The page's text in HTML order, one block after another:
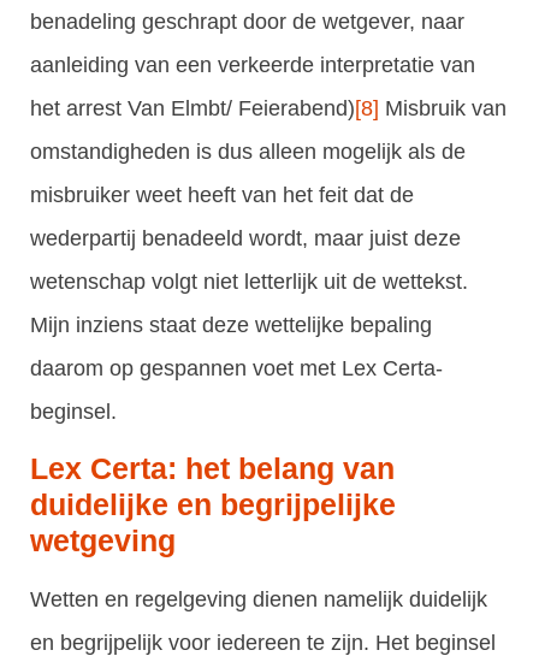
benadeling geschrapt door de wetgever, naar
aanleiding van een verkeerde interpretatie van
het arrest Van Elmbt/ Feierabend)[8] Misbruik van
omstandigheden is dus alleen mogelijk als de
misbruiker weet heeft van het feit dat de
wederpartij benadeeld wordt, maar juist deze
wetenschap volgt niet letterlijk uit de wettekst.
Mijn inziens staat deze wettelijke bepaling
daarom op gespannen voet met Lex Certa-
beginsel.
Lex Certa: het belang van
duidelijke en begrijpelijke
wetgeving
Wetten en regelgeving dienen namelijk duidelijk
en begrijpelijk voor iedereen te zijn. Het beginsel